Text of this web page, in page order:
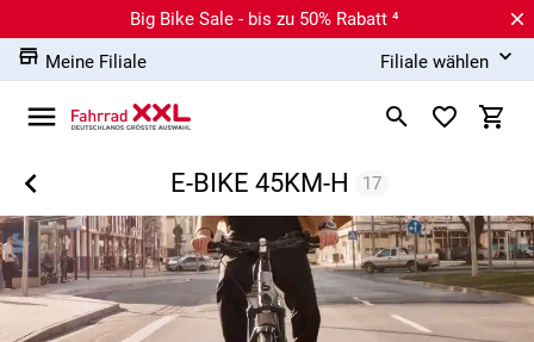
Big Bike Sale - bis zu 50% Rabatt ⁴
Meine Filiale
Filiale wählen
E-BIKE 45KM-H 17